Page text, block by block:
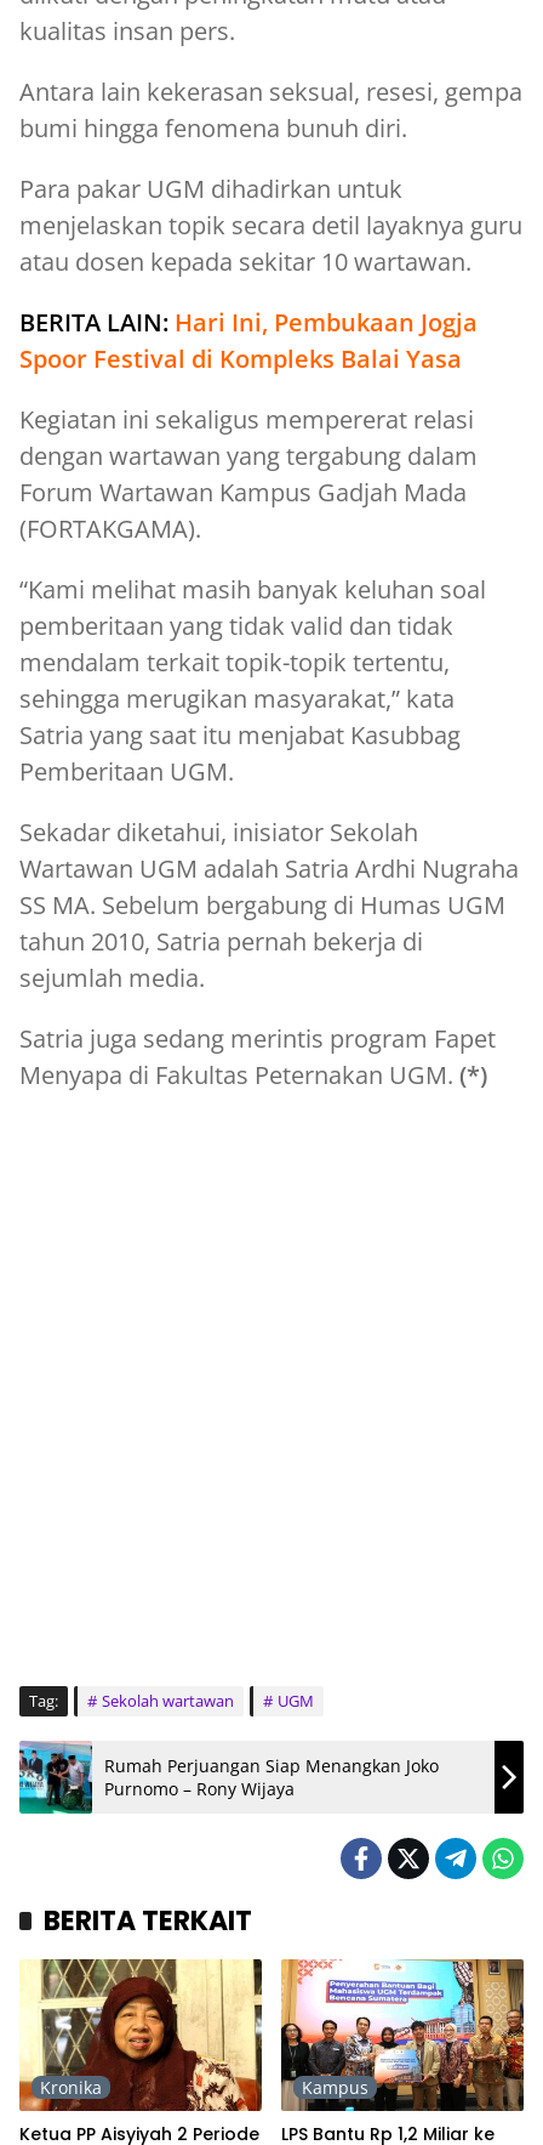
kualitas insan pers.
Antara lain kekerasan seksual, resesi, gempa
bumi hingga fenomena bunuh diri.
Para pakar UGM dihadirkan untuk
menjelaskan topik secara detil layaknya guru
atau dosen kepada sekitar 10 wartawan.
BERITA LAIN: Hari Ini, Pembukaan Jogja
Spoor Festival di Kompleks Balai Yasa
Kegiatan ini sekaligus mempererat relasi
dengan wartawan yang tergabung dalam
Forum Wartawan Kampus Gadjah Mada
(FORTAKGAMA).
“Kami melihat masih banyak keluhan soal
pemberitaan yang tidak valid dan tidak
mendalam terkait topik-topik tertentu,
sehingga merugikan masyarakat,” kata
Satria yang saat itu menjabat Kasubbag
Pemberitaan UGM.
Sekadar diketahui, inisiator Sekolah
Wartawan UGM adalah Satria Ardhi Nugraha
SS MA. Sebelum bergabung di Humas UGM
tahun 2010, Satria pernah bekerja di
sejumlah media.
Satria juga sedang merintis program Fapet
Menyapa di Fakultas Peternakan UGM. (*)
Tag: Sekolah wartawan UGM
Rumah Perjuangan Siap Menangkan Joko
Purnomo – Rony Wijaya
BERITA TERKAIT
Kronika
Ketua PP Aisyiyah 2 Periode
Kampus
LPS Bantu Rp 1,2 Miliar ke